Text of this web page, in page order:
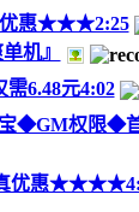
优惠★★★2:25
机』
6.48元4:02
◆GM权限◆
优惠